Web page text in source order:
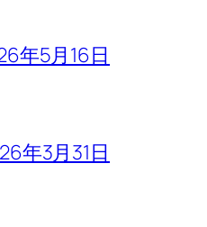
年5月16日
年3月31日